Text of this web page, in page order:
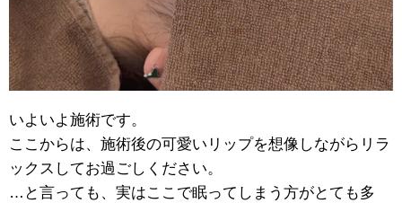
いよいよ施術です。
ここからは、施術後の可愛いリップを想像しながらリラ
ックスしてお過ごしください。
…と言っても、実はここで眠ってしまう方がとても多